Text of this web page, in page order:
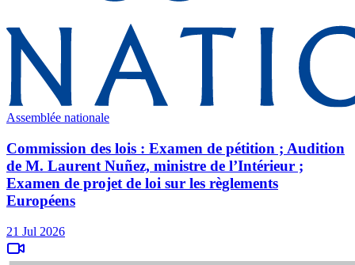
Assemblée nationale
Commission des lois : Examen de pétition ; Audition
de M. Laurent Nuñez, ministre de l’Intérieur ;
Examen de projet de loi sur les règlements
Européens
21 Jul 2026